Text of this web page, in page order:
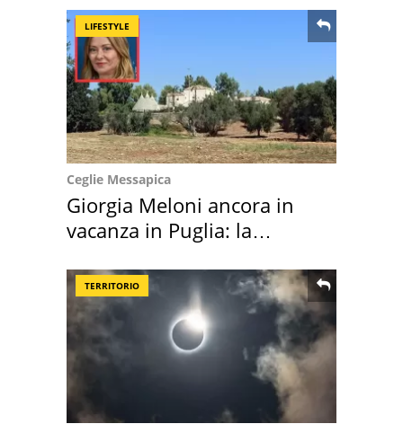
LIFESTYLE
Ceglie Messapica
Giorgia Meloni ancora in
vacanza in Puglia: la
TERRITORIO